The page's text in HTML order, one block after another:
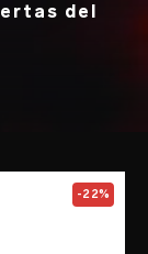
del
Go to the
-22%